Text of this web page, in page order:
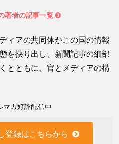
著者の記事一覧
ィアの共同体がこの国の情報
を抉り出し、新聞記事の細部
とともに、官とメディアの構
マガ好評配信中
登録はこちらから